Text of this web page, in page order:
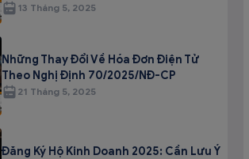
13 Tháng 5, 2025
Những Thay Đổi Về Hóa Đơn Điện Tử
Theo Nghị Định 70/2025/NĐ-CP
21 Tháng 5, 2025
Đăng Ký Hộ Kinh Doanh 2025: Cần Lưu Ý